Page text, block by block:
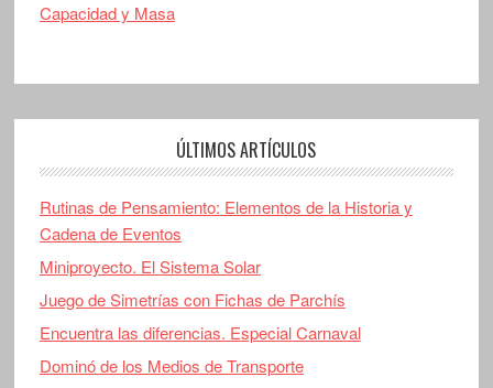
Capacidad y Masa
ÚLTIMOS ARTÍCULOS
Rutinas de Pensamiento: Elementos de la Historia y
Cadena de Eventos
Miniproyecto. El Sistema Solar
Juego de Simetrías con Fichas de Parchís
Encuentra las diferencias. Especial Carnaval
Dominó de los Medios de Transporte